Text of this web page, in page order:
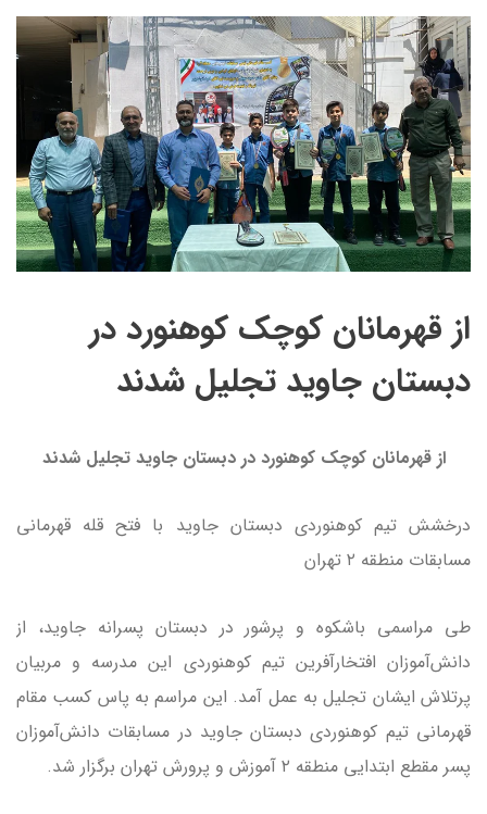
از قهرمانان کوچک کوهنورد در
دبستان جاوید تجلیل شدند
از قهرمانان کوچک کوهنورد در دبستان جاوید تجلیل شدند
درخشش تیم کوهنوردی دبستان جاوید با فتح قله قهرمانی
مسابقات منطقه ۲ تهران
طی مراسمی باشکوه و پرشور در دبستان پسرانه جاوید، از
دانش‌آموزان افتخارآفرین تیم کوهنوردی این مدرسه و مربیان
پرتلاش ایشان تجلیل به عمل آمد. این مراسم به پاس کسب مقام
قهرمانی تیم کوهنوردی دبستان جاوید در مسابقات دانش‌آموزان
پسر مقطع ابتدایی منطقه ۲ آموزش و پرورش تهران برگزار شد.